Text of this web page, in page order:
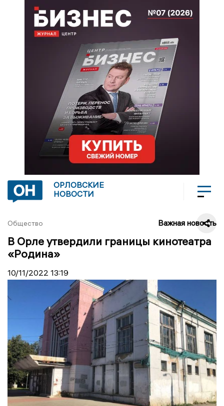
ОРЛОВСКИЕ
НОВОСТИ
Общество Важная новость
В Орле утвердили границы кинотеатра
«Родина»
10/11/2022 13:19